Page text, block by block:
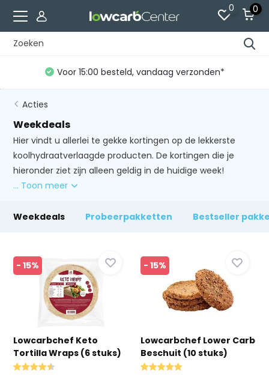
0 0
Gratis verzending vanaf €60 (NL)*
Acties
Weekdeals
Hier vindt u allerlei te gekke kortingen op de lekkerste
koolhydraatverlaagde producten. De kortingen die je
hieronder ziet zijn alleen geldig in de huidige week!
... Toon meer
Weekdeals Probeerpakketten Bestseller
- 15%
Lowcarbchef Keto
Tortilla Wraps (6 stuks)
- 15%
Lowcarbchef Lower Carb
Beschuit (10 stuks)